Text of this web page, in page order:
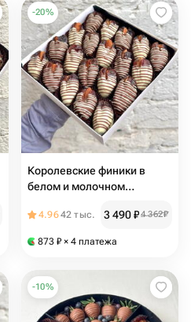
-20%
Королевские финики в
белом и молочном
шт.)4.9642 тыс. 3 490₽4 362₽
873 ₽ × 4 платежа
-10%